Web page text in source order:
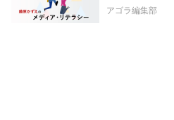
アゴラ編集部